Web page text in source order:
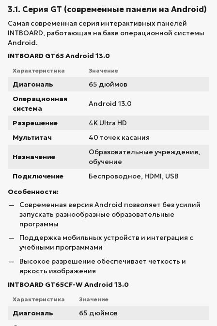
3.1. Серия GT (современные панели на Android)
Самая современная серия интерактивных панелей
INTBOARD, работающая на базе операционной системы
Android.
INTBOARD GT65 Android 13.0
Характеристика Значение
Диагональ
65 дюймов
Операционная
система
Android 13.0
Разрешение
4K Ultra HD
Мультитач
40 точек касания
Назначение
Образовательные учреждения,
обучение
Подключение
Беспроводное, HDMI, USB
Особенности:
Современная версия Android позволяет без усилий
запускать разнообразные образовательные
программы
Поддержка мобильных устройств и интеграция с
учебными программами
Высокое разрешение обеспечивает четкость и
яркость изображения
INTBOARD GT65CF-W Android 13.0
Характеристика Значение
Диагональ
65 дюймов